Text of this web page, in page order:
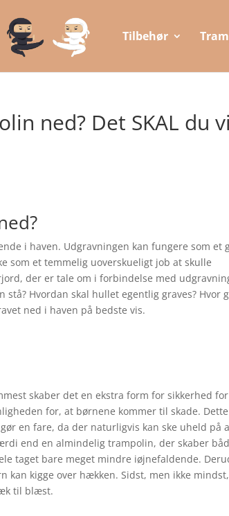
Tilbehør
ned? Det SKAL du
i haven. Udgravningen kan fungere som et
som et temmelig uoverskueligt job at skulle
der er tale om i forbindelse med
Hvordan skal hullet egentlig graves? Hvor
ned i haven på bedste vis.
skaber det en ekstra form for sikkerhed
for, at børnene kommer til skade. Dette
en fare, da der naturligvis kan ske uheld på
end en almindelig trampolin, der skaber
taget bare meget mindre iøjnefaldende.
kan kigge over hækken. Sidst, men ikke
til blæst.